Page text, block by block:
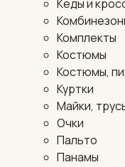
Кеды и
Комплекты
Костюмы
Костюмы,
Куртки
Майки,
Очки
Пальто
Панамы